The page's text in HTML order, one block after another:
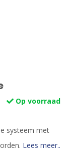
Op voorraad
systeem met
Lees meer..